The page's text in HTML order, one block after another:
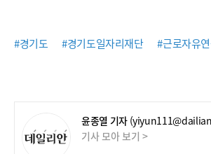
#경기도 #경기도일자리재단 #근로자유
윤종열 기자
기사 모아 보기 >